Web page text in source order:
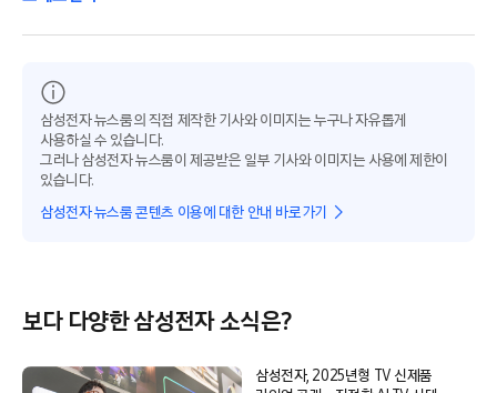
삼성전자 뉴스룸의 직접 제작한 기사와 이미지는 누구나 자유롭게
사용하실 수 있습니다.
그러나 삼성전자 뉴스룸이 제공받은 일부 기사와 이미지는 사용에 제한이
있습니다.
삼성전자 뉴스룸 콘텐츠 이용에 대한 안내 바로가기
보다 다양한 삼성전자 소식은?
삼성전자, 2025년형 TV 신제품